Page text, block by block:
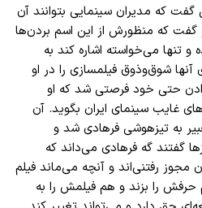
که مدیران سینمایی بتوانند آن
گفت که منظورش از این اسم بردن‌ها
و تنها می‌خواسته اشاره کند به
آنها شوق‌وذوق فیلمسازی را در او
حتی خود فرصتی شد که او
غایب سینمای ایران بگوید. آن
به تیز‌هوشی فرهادی شد و
گفتند گه فرهادی می‌داند که
مجوز رفتنی‌‌اند و آنچه می‌ماند فیلم
را بزند و هم فیلمش را به